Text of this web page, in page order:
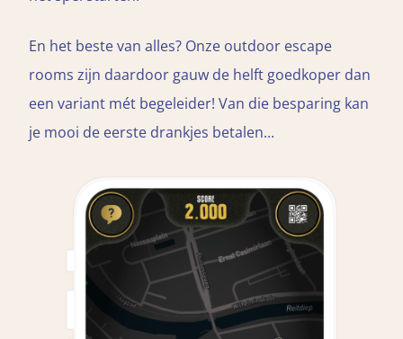
En het beste van alles? Onze outdoor escape
rooms zijn daardoor gauw de helft goedkoper dan
een variant mét begeleider! Van die besparing kan
je mooi de eerste drankjes betalen...